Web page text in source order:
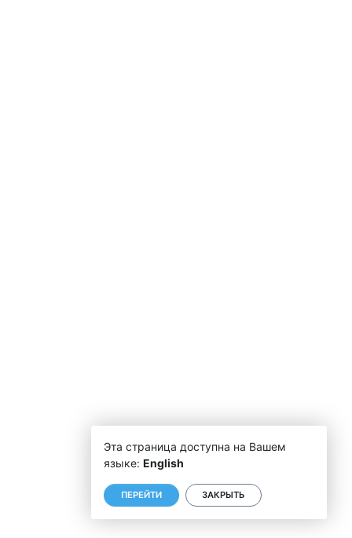
Эта страница доступна на Вашем
языке: English
ПЕРЕЙТИ ЗАКРЫТЬ